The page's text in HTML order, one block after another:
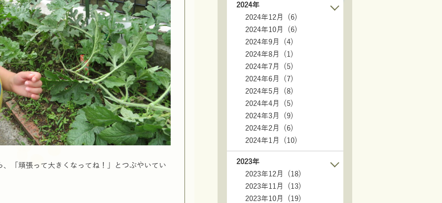
「頑張って大きくなってね！」とつぶやいてい
2024年
2024年12月 (6)
2024年10月 (6)
2024年9月 (4)
2024年8月 (1)
2024年7月 (5)
2024年6月 (7)
2024年5月 (8)
2024年4月 (5)
2024年3月 (9)
2024年2月 (6)
2024年1月 (10)
2023年
2023年12月 (18)
2023年11月 (13)
2023年10月 (19)